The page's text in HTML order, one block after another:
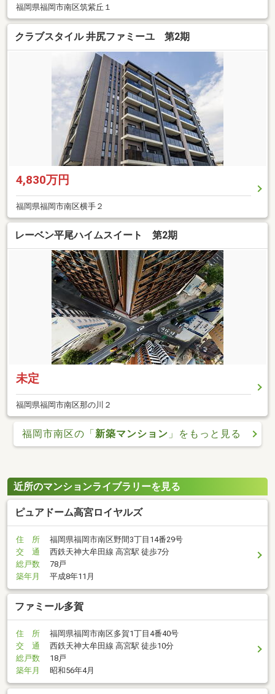
福岡県福岡市南区筑紫丘１
クラブスタイル 井尻ファミーユ 第2期
4,830万円
福岡県福岡市南区横手２
レーベン平尾ハイムスイート 第2期
未定
福岡県福岡市南区那の川２
福岡市南区の「新築マンション 」をもっと見る
近所のマンションライブラリーを見る
ピュアドーム高宮ロイヤルズ
住 所
福岡県福岡市南区野間3丁目14番29号
交 通
西鉄天神大牟田線 高宮駅 徒歩7分
総戸数
78戸
築年月
平成8年11月
ファミール多賀
住 所
福岡県福岡市南区多賀1丁目4番40号
交 通
西鉄天神大牟田線 高宮駅 徒歩10分
総戸数
18戸
築年月
昭和56年4月